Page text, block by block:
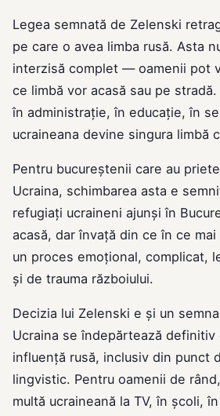
Legea semnată de Zelenski
pe care o avea limba rusă. Asta
interzisă complet — oamenii pot
ce limbă vor acasă sau pe
în administrație, în educație, în
ucraineana devine singura limbă
Pentru bucureștenii care au
Ucraina, schimbarea asta e
refugiați ucraineni ajunși în
acasă, dar învață din ce în ce mai
un proces emoțional, complicat,
și de trauma războiului.
Decizia lui Zelenski e și un
Ucraina se îndepărtează definitiv
influență rusă, inclusiv din punct
lingvistic. Pentru oamenii de
multă ucraineană la TV, în școli,